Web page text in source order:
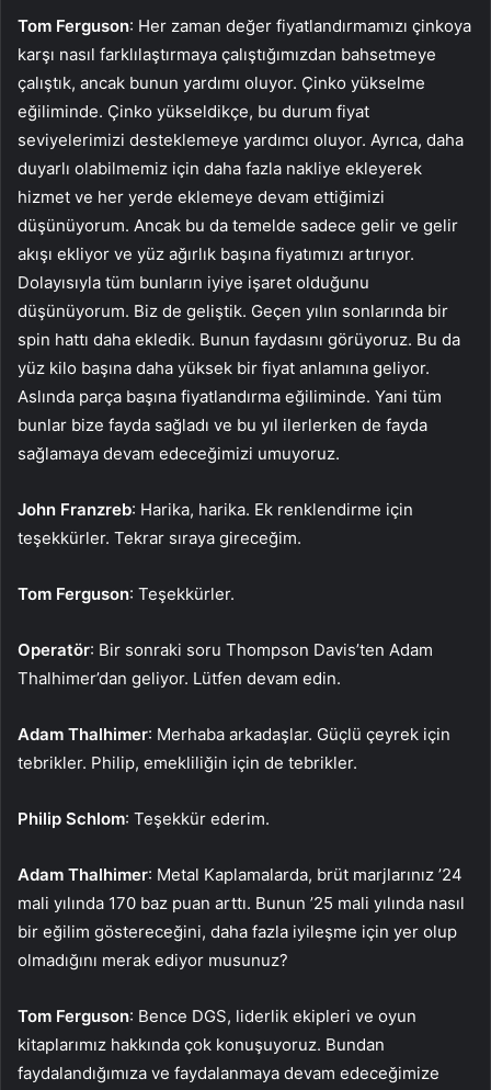
Tom Ferguson: Her zaman değer fiyatlandırmamızı çinkoya
karşı nasıl farklılaştırmaya çalıştığımızdan bahsetmeye
çalıştık, ancak bunun yardımı oluyor. Çinko yükselme
eğiliminde. Çinko yükseldikçe, bu durum fiyat
seviyelerimizi desteklemeye yardımcı oluyor. Ayrıca, daha
duyarlı olabilmemiz için daha fazla nakliye ekleyerek
hizmet ve her yerde eklemeye devam ettiğimizi
düşünüyorum. Ancak bu da temelde sadece gelir ve gelir
akışı ekliyor ve yüz ağırlık başına fiyatımızı artırıyor.
Dolayısıyla tüm bunların iyiye işaret olduğunu
düşünüyorum. Biz de geliştik. Geçen yılın sonlarında bir
spin hattı daha ekledik. Bunun faydasını görüyoruz. Bu da
yüz kilo başına daha yüksek bir fiyat anlamına geliyor.
Aslında parça başına fiyatlandırma eğiliminde. Yani tüm
bunlar bize fayda sağladı ve bu yıl ilerlerken de fayda
sağlamaya devam edeceğimizi umuyoruz.
John Franzreb: Harika, harika. Ek renklendirme için
teşekkürler. Tekrar sıraya gireceğim.
Tom Ferguson: Teşekkürler.
Operatör: Bir sonraki soru Thompson Davis’ten Adam
Thalhimer’dan geliyor. Lütfen devam edin.
Adam Thalhimer: Merhaba arkadaşlar. Güçlü çeyrek için
tebrikler. Philip, emekliliğin için de tebrikler.
Philip Schlom: Teşekkür ederim.
Adam Thalhimer: Metal Kaplamalarda, brüt marjlarınız ’24
mali yılında 170 baz puan arttı. Bunun ’25 mali yılında nasıl
bir eğilim göstereceğini, daha fazla iyileşme için yer olup
olmadığını merak ediyor musunuz?
Tom Ferguson: Bence DGS, liderlik ekipleri ve oyun
kitaplarımız hakkında çok konuşuyoruz. Bundan
faydalandığımıza ve faydalanmaya devam edeceğimize